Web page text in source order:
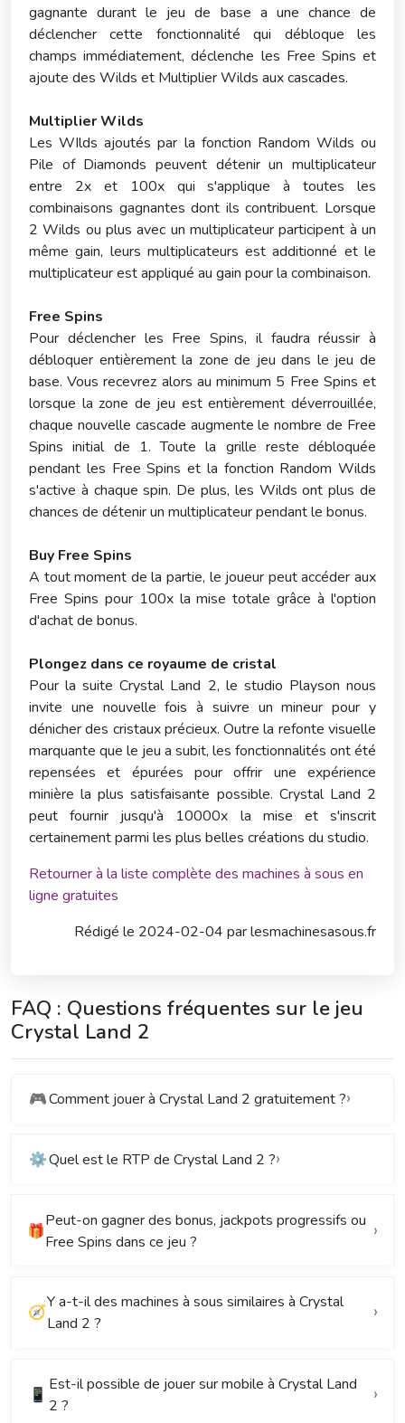
gagnante durant le jeu de base a une chance de
déclencher cette fonctionnalité qui débloque les
champs immédiatement, déclenche les Free Spins et
ajoute des Wilds et Multiplier Wilds aux cascades.
Multiplier Wilds
Les WIlds ajoutés par la fonction Random Wilds ou
Pile of Diamonds peuvent détenir un multiplicateur
entre 2x et 100x qui s'applique à toutes les
combinaisons gagnantes dont ils contribuent. Lorsque
2 Wilds ou plus avec un multiplicateur participent à un
même gain, leurs multiplicateurs est additionné et le
multiplicateur est appliqué au gain pour la combinaison.
Free Spins
Pour déclencher les Free Spins, il faudra réussir à
débloquer entièrement la zone de jeu dans le jeu de
base. Vous recevrez alors au minimum 5 Free Spins et
lorsque la zone de jeu est entièrement déverrouillée,
chaque nouvelle cascade augmente le nombre de Free
Spins initial de 1. Toute la grille reste débloquée
pendant les Free Spins et la fonction Random Wilds
s'active à chaque spin. De plus, les Wilds ont plus de
chances de détenir un multiplicateur pendant le bonus.
Buy Free Spins
A tout moment de la partie, le joueur peut accéder aux
Free Spins pour 100x la mise totale grâce à l'option
d'achat de bonus.
Plongez dans ce royaume de cristal
Pour la suite Crystal Land 2, le studio Playson nous
invite une nouvelle fois à suivre un mineur pour y
dénicher des cristaux précieux. Outre la refonte visuelle
marquante que le jeu a subit, les fonctionnalités ont été
repensées et épurées pour offrir une expérience
minière la plus satisfaisante possible. Crystal Land 2
peut fournir jusqu'à 10000x la mise et s'inscrit
certainement parmi les plus belles créations du studio.
Retourner à la liste complète des machines à sous en
ligne gratuites
Rédigé le 2024-02-04 parlesmachinesasous.fr
FAQ : Questions fréquentes sur le jeu
Crystal Land 2
🎮Comment jouer à Crystal Land 2 gratuitement ?
⚙️Quel est le RTP de Crystal Land 2 ?
🎁
Peut-on gagner des bonus, jackpots progressifs ou
Free Spins dans ce jeu ?
🧭
Y a-t-il des machines à sous similaires à Crystal
Land 2 ?
📱
Est-il possible de jouer sur mobile à Crystal Land
2 ?